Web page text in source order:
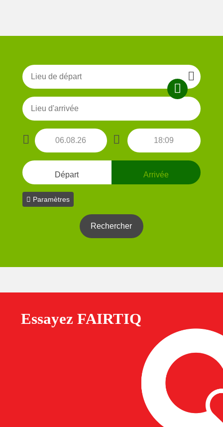
Départ Arrivée
Paramètres
Essayez FAIRTIQ